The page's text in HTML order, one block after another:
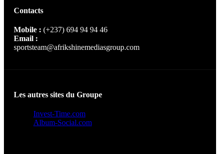
Contacts
Mobile : (+237) 694 94 94 46
Email :
sportsteam@afrikshinemediasgroup.com
Les autres sites du Groupe
Invest-Time.com
Album-Social.com